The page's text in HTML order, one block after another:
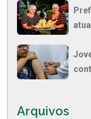
Arquivos